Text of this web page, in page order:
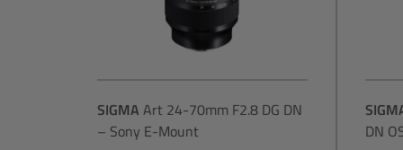
SIGMA Art 24-70mm F2.8 DG DN
– Sony E-Mount
DN